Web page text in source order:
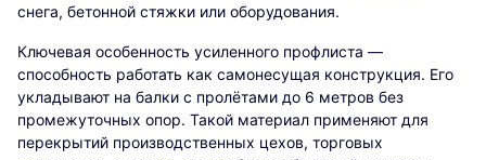
снега, бетонной стяжки или оборудования.
Ключевая особенность усиленного профлиста —
способность работать как самонесущая конструкция. Его
укладывают на балки с пролётами до 6 метров без
промежуточных опор. Такой материал применяют для
перекрытий производственных цехов, торговых